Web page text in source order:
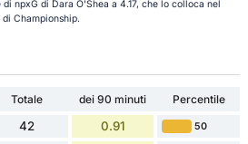
npxG di Dara O'Shea a 4.17, che lo colloca nel
Championship.
Totale dei 90 minuti
Percentile
42 0.91 50